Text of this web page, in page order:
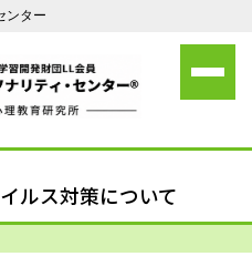
ンター
ルス対策について